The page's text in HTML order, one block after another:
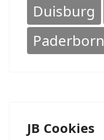
Duisburg
Paderborn
JB Cookies